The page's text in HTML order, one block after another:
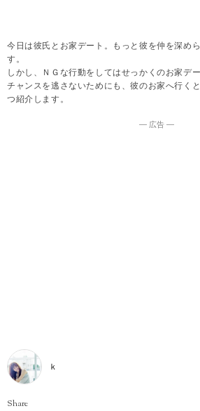
今日は彼氏とお家デート。もっと彼を仲を深め
す。
しかし、ＮＧな行動をしてはせっかくのお家デ
チャンスを逃さないためにも、彼のお家へ行く
つ紹介します。
― 広告 ―
ｋ
Share